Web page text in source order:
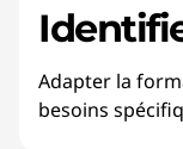
Adapter la
besoins